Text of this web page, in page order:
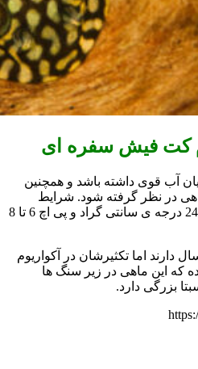
کت فیش سفره ای
آب قوی داشته باشد و همچنین
در نظر گرفته شود. شرایط
مناسب برای آن ها دمای 20 تا 24 درجه ی سانتی گراد و پی اچ 6 تا 8
ها طول عمری بین 5 تا 10 سال دارند اما تکثیرشان در آکواریوم
که این ماهی در زیر سنگ ها
بزرگی دارد.